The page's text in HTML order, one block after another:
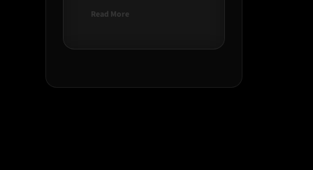
Read MoreRead
GTA
oficială